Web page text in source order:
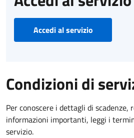
Accedi al servizio
Condizioni di
Per conoscere i dettagli di
informazioni importanti, leggi i
servizio.